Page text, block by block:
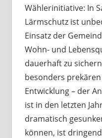
Wählerinitiative: In
Lärmschutz ist
Einsatz der
Wohn- und
dauerhaft zu
besonders
Entwicklung – der
ist in den letzten
dramatisch
können, ist